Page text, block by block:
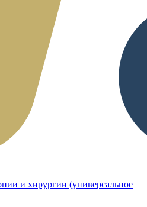
и хирургии (универсальное